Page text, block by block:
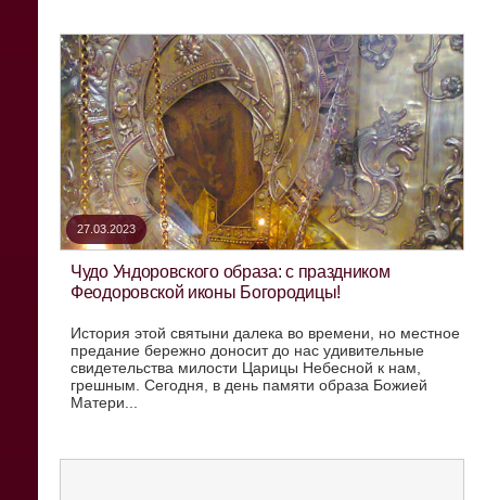
27.03.2023
Чудо Ундоровского образа: с праздником
Феодоровской иконы Богородицы!
История этой святыни далека во времени, но местное
предание бережно доносит до нас удивительные
свидетельства милости Царицы Небесной к нам,
грешным. Сегодня, в день памяти образа Божией
Матери...